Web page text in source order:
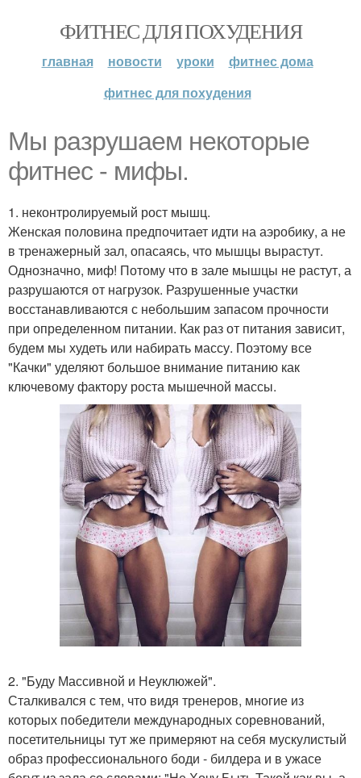
ФИТНЕС ДЛЯ ПОХУДЕНИЯ
главная новости уроки
фитнес дома
фитнес для похудения
Мы разрушаем некоторые
фитнес - мифы.
1. неконтролируемый рост мышц.
Женская половина предпочитает идти на аэробику, а не
в тренажерный зал, опасаясь, что мышцы вырастут.
Однозначно, миф! Потому что в зале мышцы не растут, а
разрушаются от нагрузок. Разрушенные участки
восстанавливаются с небольшим запасом прочности
при определенном питании. Как раз от питания зависит,
будем мы худеть или набирать массу. Поэтому все
"Качки" уделяют большое внимание питанию как
ключевому фактору роста мышечной массы.
2. "Буду Массивной и Неуклюжей".
Сталкивался с тем, что видя тренеров, многие из
которых победители международных соревнований,
посетительницы тут же примеряют на себя мускулистый
образ профессионального боди - билдера и в ужасе